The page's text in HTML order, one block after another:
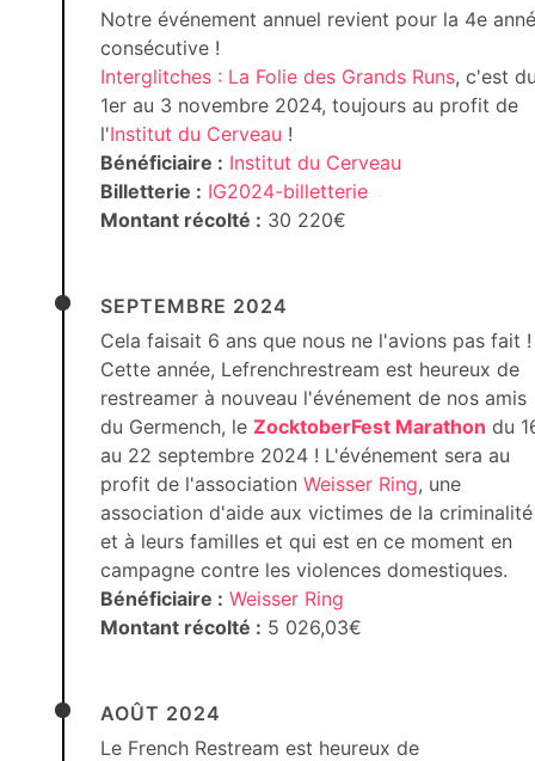
Notre événement annuel revient pour la 4e
consécutive !
Interglitches : La Folie des Grands Runs, c'est
1er au 3 novembre 2024, toujours au profit de
l'Institut du Cerveau !
Bénéficiaire : Institut du Cerveau
Billetterie : IG2024-billetterie
Montant récolté : 30 220€
SEPTEMBRE 2024
Cela faisait 6 ans que nous ne l'avions pas fait !
Cette année, Lefrenchrestream est heureux de
restreamer à nouveau l'événement de nos amis
du Germench, le ZocktoberFest Marathon du
au 22 septembre 2024 ! L'événement sera au
profit de l'association Weisser Ring, une
association d'aide aux victimes de la criminalité
et à leurs familles et qui est en ce moment en
campagne contre les violences domestiques.
Bénéficiaire : Weisser Ring
Montant récolté : 5 026,03€
AOÛT 2024
Le French Restream est heureux de